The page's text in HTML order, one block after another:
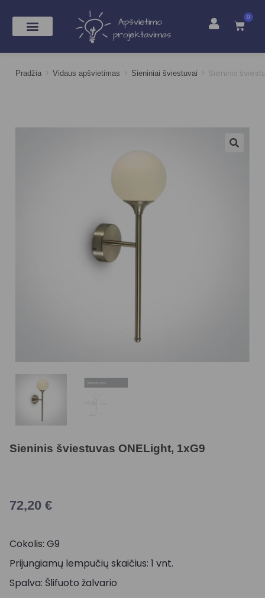
0
Pradžia > Vidaus apšvietimas > Sieniniai šviestuvai > Sieninis
Sieninis šviestuvas ONELight, 1xG9
72,20 €
Cokolis: G9
Prijungiamų lempučių skaičius: 1 vnt.
Spalva: Šlifuoto žalvario